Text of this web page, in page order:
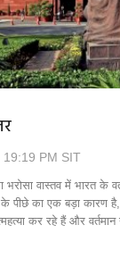
PM SIT
भरोसा वास्तव में भारत
के पीछे का एक बड़ा
कर रहे हैं और वर्तमान